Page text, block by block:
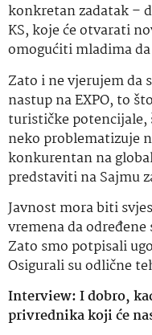
konkretan zadatak –
KS, koje će otvarati
omogućiti mladima
Zato i ne vjerujem da
nastup na EXPO, to
turističke potencijale,
neko problematizuje
konkurentan na
predstaviti na Sajmu
Javnost mora biti
vremena da
Zato smo potpisali
Osigurali su odlične
Interview: I dobro,
privrednika koji će